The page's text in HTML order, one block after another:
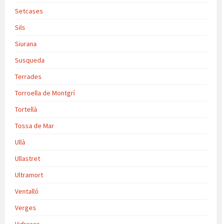
Setcases
Sils
Siurana
Susqueda
Terrades
Torroella de Montgrí
Tortellà
Tossa de Mar
Ullà
Ullastret
Ultramort
Ventalló
Verges